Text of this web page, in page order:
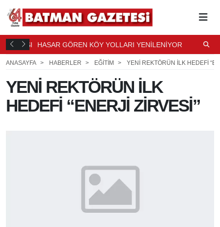
HASAR GÖREN KÖY YOLLARI YENİLENİYOR
5 DK.
ANASAYFA HABERLER EĞİTİM YENİ REKTÖRÜN İLK HEDEFİ
YENİ REKTÖRÜN İLK
HEDEFİ “ENERJİ ZİRVESİ”